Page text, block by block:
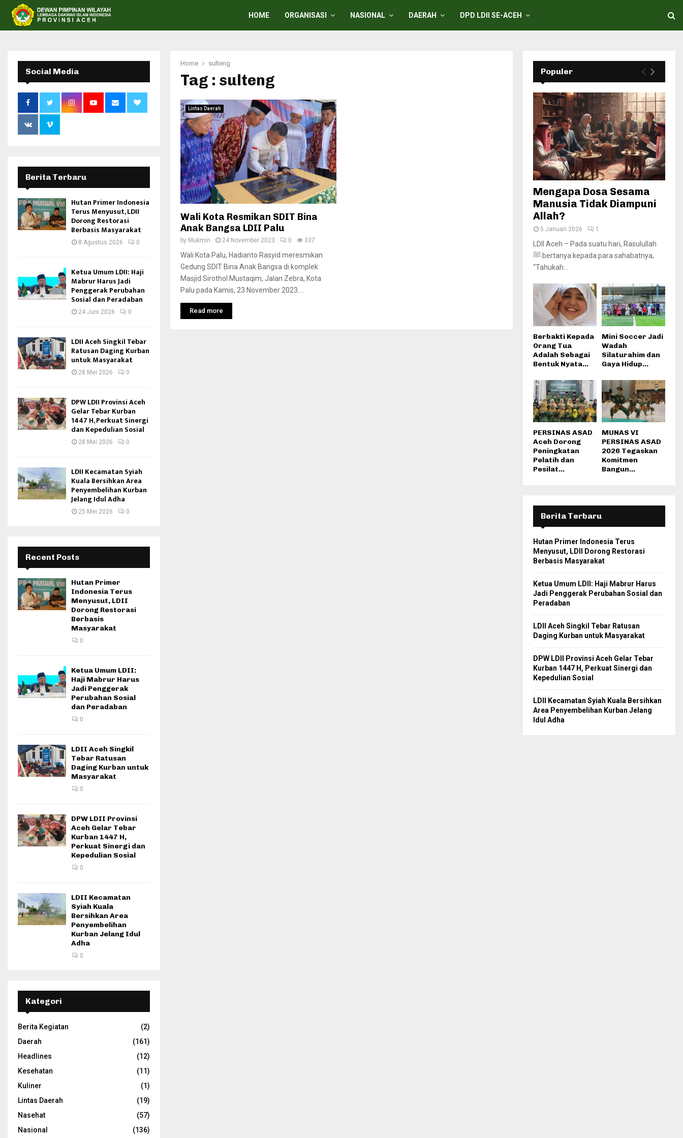
HOME ORGANISASI NASIONAL DAERAH DPD LDII SE-ACEH
Home sulteng
Tag : sulteng
Lintas Daerah
Wali Kota Resmikan SDIT Bina
Anak Bangsa LDII Palu
by Mukmin 24 November 2023 0 337
Wali Kota Palu, Hadianto Rasyid meresmikan
Gedung SDIT Bina Anak Bangsa di komplek
Masjid Sirothol Mustaqim, Jalan Zebra, Kota
Palu pada Kamis, 23 November 2023....
Read more
Social Media
Berita Terbaru
Hutan Primer Indonesia
Terus Menyusut, LDII
Dorong Restorasi
Berbasis Masyarakat
8 Agustus 2026 0
Ketua Umum LDII: Haji
Mabrur Harus Jadi
Penggerak Perubahan
Sosial dan Peradaban
24 Juni 2026 0
LDII Aceh Singkil Tebar
Ratusan Daging Kurban
untuk Masyarakat
28 Mei 2026 0
DPW LDII Provinsi Aceh
Gelar Tebar Kurban
1447 H, Perkuat Sinergi
dan Kepedulian Sosial
28 Mei 2026 0
LDII Kecamatan Syiah
Kuala Bersihkan Area
Penyembelihan Kurban
Jelang Idul Adha
25 Mei 2026 0
Recent Posts
Hutan Primer
Indonesia Terus
Menyusut, LDII
Dorong Restorasi
Berbasis
Masyarakat
0
Ketua Umum LDII:
Haji Mabrur Harus
Jadi Penggerak
Perubahan Sosial
dan Peradaban
0
LDII Aceh Singkil
Tebar Ratusan
Daging Kurban untuk
Masyarakat
0
DPW LDII Provinsi
Aceh Gelar Tebar
Kurban 1447 H,
Perkuat Sinergi dan
Kepedulian Sosial
0
LDII Kecamatan
Syiah Kuala
Bersihkan Area
Penyembelihan
Kurban Jelang Idul
Adha
0
Kategori
Berita Kegiatan
(2)
Daerah
(161)
Headlines
(12)
Kesehatan
(11)
Kuliner
(1)
Lintas Daerah
(19)
Nasehat
(57)
Nasional
(136)
Populer
Mengapa Dosa Sesama
Manusia Tidak Diampuni
Allah?
5 Januari 2026 1
LDII Aceh – Pada suatu hari, Rasulullah
ﷺ bertanya kepada para sahabatnya,
“Tahukah...
Berbakti Kepada
Orang Tua
Adalah Sebagai
Bentuk Nyata...
Mini Soccer Jadi
Wadah
Silaturahim dan
Gaya Hidup...
PERSINAS ASAD
Aceh Dorong
Peningkatan
Pelatih dan
Pesilat...
MUNAS VI
PERSINAS ASAD
2026 Tegaskan
Komitmen
Bangun...
Berita Terbaru
Hutan Primer Indonesia Terus
Menyusut, LDII Dorong Restorasi
Berbasis Masyarakat
Ketua Umum LDII: Haji Mabrur Harus
Jadi Penggerak Perubahan Sosial dan
Peradaban
LDII Aceh Singkil Tebar Ratusan
Daging Kurban untuk Masyarakat
DPW LDII Provinsi Aceh Gelar Tebar
Kurban 1447 H, Perkuat Sinergi dan
Kepedulian Sosial
LDII Kecamatan Syiah Kuala Bersihkan
Area Penyembelihan Kurban Jelang
Idul Adha